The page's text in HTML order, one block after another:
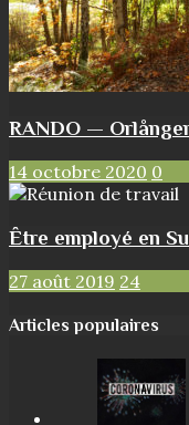
RANDO —
14 octobre 2020 0
Être employé en
27 août 2019 24
Articles populaires